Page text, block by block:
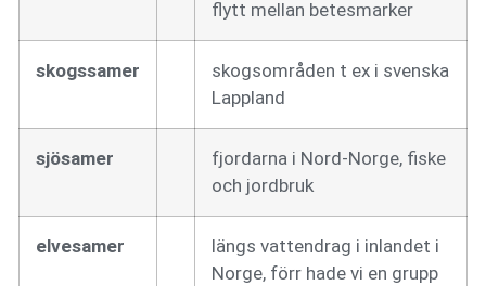
flytt mellan betesmarker
skogssamer
skogsområden t ex i svenska
Lappland
sjösamer
fjordarna i Nord-Norge, fiske
och jordbruk
elvesamer
längs vattendrag i inlandet i
Norge, förr hade vi en grupp